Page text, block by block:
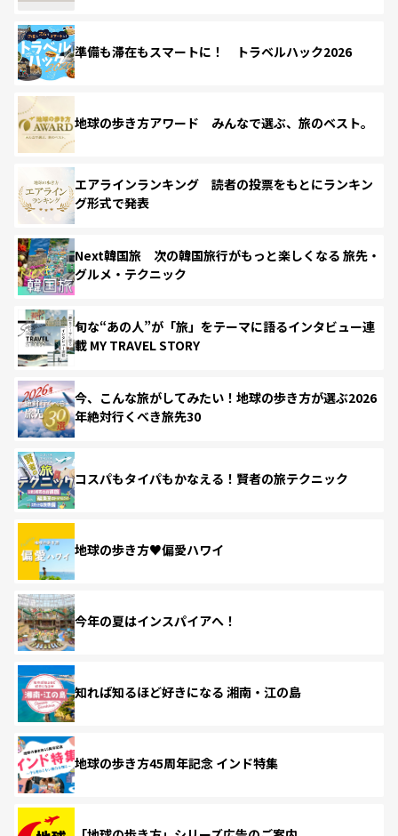
準備も滞在もスマートに！ トラベルハック2026
地球の歩き方アワード みんなで選ぶ、旅のベスト。
エアラインランキング 読者の投票をもとにランキン
グ形式で発表
Next韓国旅 次の韓国旅行がもっと楽しくなる 旅先・
グルメ・テクニック
旬な“あの人”が「旅」をテーマに語るインタビュー連
載 MY TRAVEL STORY
今、こんな旅がしてみたい！地球の歩き方が選ぶ2026
年絶対行くべき旅先30
コスパもタイパもかなえる！賢者の旅テクニック
地球の歩き方♥偏愛ハワイ
今年の夏はインスパイアへ！
知れば知るほど好きになる 湘南・江の島
地球の歩き方45周年記念 インド特集